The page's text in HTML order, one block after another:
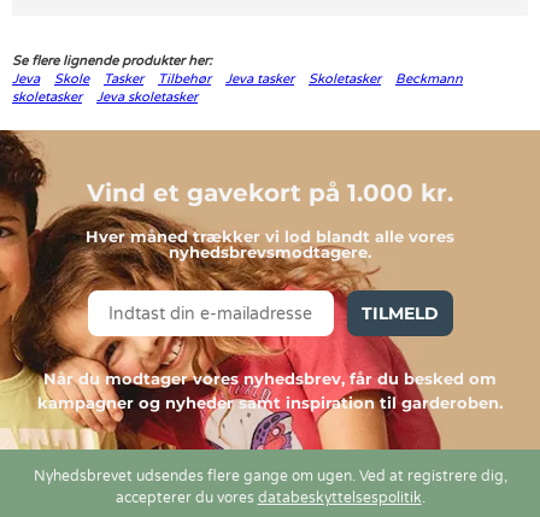
Se flere lignende produkter her:
Jeva
Skole Tasker Tilbehør Jeva tasker Skoletasker
Beckmann
skoletasker
Jeva skoletasker
Vind et gavekort på 1.000 kr.
Hver måned trækker vi lod blandt alle vores
nyhedsbrevsmodtagere.
TILMELD
Når du modtager vores nyhedsbrev, får du besked om
kampagner og nyheder samt inspiration til garderoben.
Nyhedsbrevet udsendes flere gange om ugen. Ved at registrere dig,
accepterer du vores databeskyttelsespolitik.